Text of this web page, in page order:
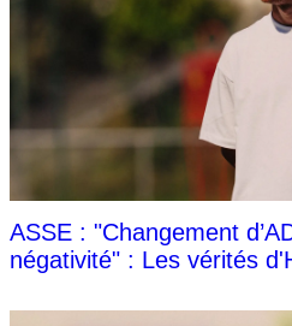
ASSE : "Changement
négativité" : Les vérités